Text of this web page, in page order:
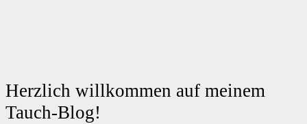
Herzlich willkommen auf meinem
Tauch-Blog!